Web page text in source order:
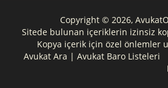
Copyright © 2026,
Sitede bulunan içeriklerin izinsiz
Kopya içerik için özel önlemler
Avukat Ara | Avukat Baro Listeleri